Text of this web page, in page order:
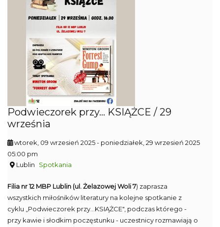
Podwieczorek przy... KSIĄŻCE / 29
września
wtorek, 09 wrzesień 2025- poniedziałek, 29 wrzesień 2025
05:00 pm
Lublin
Spotkania
Filia nr 12 MBP Lublin (ul. Żelazowej Woli 7) zaprasza
wszystkich miłośników literatury na kolejne spotkanie z
cyklu „Podwieczorek przy...KSIĄŻCE", podczas którego -
przy kawie i słodkim poczęstunku - uczestnicy rozmawiają o